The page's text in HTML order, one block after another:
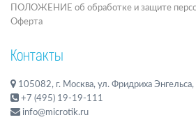
ПОЛОЖЕНИЕ об обработке и защите
Оферта
Контакты
105082, г. Москва, ул. Фридриха
+7 (495) 19-19-111
info@microtik.ru